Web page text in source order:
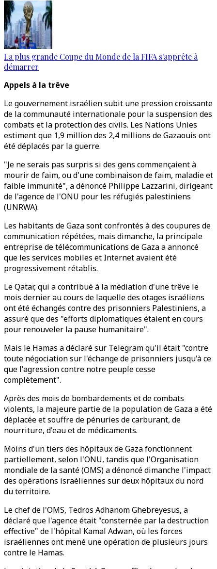
La plus grande Coupe du Monde de la FIFA s'apprête à
démarrer
Appels à la trêve
Le gouvernement israélien subit une pression croissante
de la communauté internationale pour la suspension des
combats et la protection des civils. Les Nations Unies
estiment que 1,9 million des 2,4 millions de Gazaouis ont
été déplacés par la guerre.
"Je ne serais pas surpris si des gens commençaient à
mourir de faim, ou d'une combinaison de faim, maladie et
faible immunité", a dénoncé Philippe Lazzarini, dirigeant
de l'agence de l'ONU pour les réfugiés palestiniens
(UNRWA).
Les habitants de Gaza sont confrontés à des coupures de
communication répétées, mais dimanche, la principale
entreprise de télécommunications de Gaza a annoncé
que les services mobiles et Internet avaient été
progressivement rétablis.
Le Qatar, qui a contribué à la médiation d'une trêve le
mois dernier au cours de laquelle des otages israéliens
ont été échangés contre des prisonniers Palestiniens, a
assuré que des "efforts diplomatiques étaient en cours
pour renouveler la pause humanitaire".
Mais le Hamas a déclaré sur Telegram qu'il était "contre
toute négociation sur l'échange de prisonniers jusqu'à ce
que l'agression contre notre peuple cesse
complètement".
Après des mois de bombardements et de combats
violents, la majeure partie de la population de Gaza a été
déplacée et souffre de pénuries de carburant, de
nourriture, d'eau et de médicaments.
Moins d'un tiers des hôpitaux de Gaza fonctionnent
partiellement, selon l'ONU, tandis que l'Organisation
mondiale de la santé (OMS) a dénoncé dimanche l'impact
des opérations israéliennes sur deux hôpitaux du nord
du territoire.
Le chef de l'OMS, Tedros Adhanom Ghebreyesus, a
déclaré que l'agence était "consternée par la destruction
effective" de l'hôpital Kamal Adwan, où les forces
israéliennes ont mené une opération de plusieurs jours
contre le Hamas.